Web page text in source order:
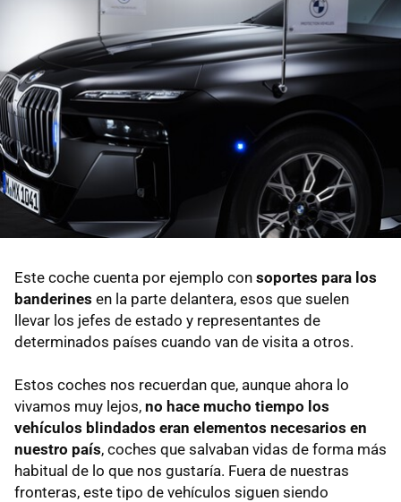
Este coche cuenta por ejemplo con soportes para los
banderines en la parte delantera, esos que suelen
llevar los jefes de estado y representantes de
determinados países cuando van de visita a otros.
Estos coches nos recuerdan que, aunque ahora lo
vivamos muy lejos, no hace mucho tiempo los
vehículos blindados eran elementos necesarios en
nuestro país, coches que salvaban vidas de forma más
habitual de lo que nos gustaría. Fuera de nuestras
fronteras, este tipo de vehículos siguen siendo